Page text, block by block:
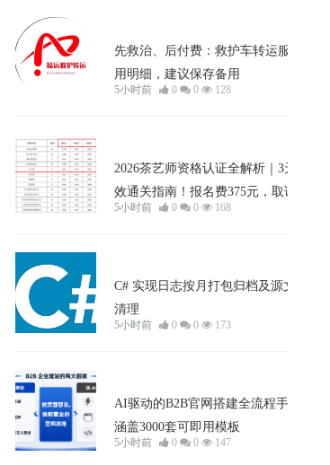
先救治、后付费：救护车转运服务费
用明细，建议保存备用
5小时前 0 0 128
2026茶艺师资格认证全解析｜3天高
效通关指南！报名费375元，取证享8
00元补贴，每月定期开考，新手友
5小时前 0 0 168
C# 实现日志按月打包归档及源文件
清理
5小时前 0 0 173
AI驱动的B2B官网搭建全流程手册：
涵盖3000套可即用模板
5小时前 0 0 147